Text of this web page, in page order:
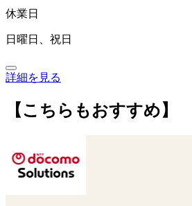
休業日
日曜日、祝日
詳細を見る
【こちらもおすすめ】